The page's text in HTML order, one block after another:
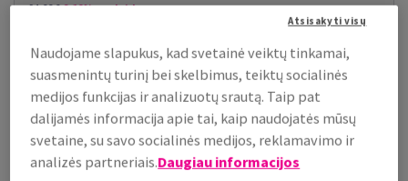
94,66 € 9,10% nuolaida
už 1 000 lap.
(35 kg )
PALAIKOMA SANDĖLYJE
Kiekių palyginimas
lap.
Naudojame slapukus, kad svetainė veiktų tinkamai,
suasmenintų turinį bei skelbimus, teiktų socialinės
medijos funkcijas ir analizuotų srautą. Taip pat
dalijamės informacija apie tai, kaip naudojatės mūsų
svetaine, su savo socialinės medijos, reklamavimo ir
analizės partneriais.Daugiau informacijos
Atsisakyti visų